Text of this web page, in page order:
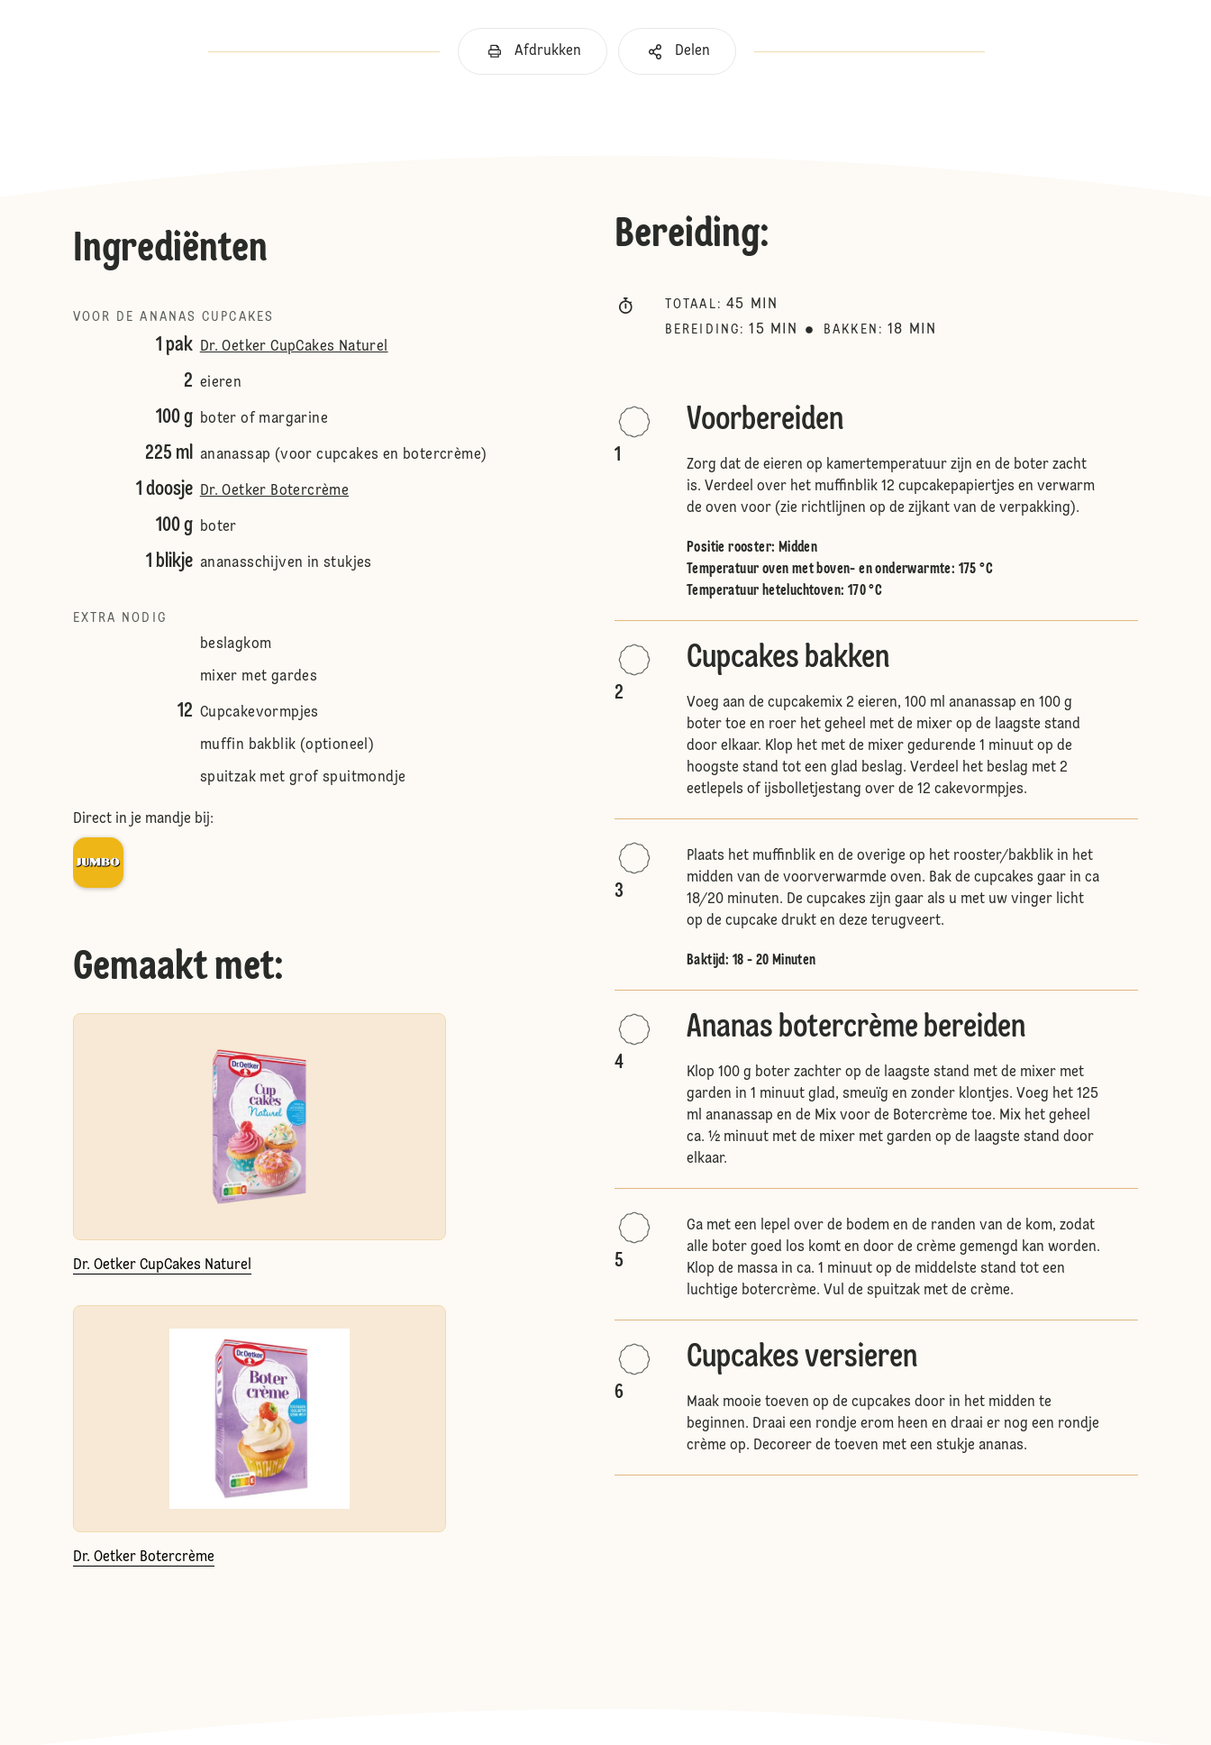
Afdrukken Delen
Ingrediënten
VOOR DE ANANAS CUPCAKES
1 pak Dr. Oetker CupCakes Naturel
2 eieren
100 g boter of margarine
225 ml ananassap (voor cupcakes en botercrème)
1 doosje Dr. Oetker Botercrème
100 g boter
1 blikje ananasschijven in stukjes
EXTRA NODIG
beslagkom
mixer met gardes
12 Cupcakevormpjes
muffin bakblik (optioneel)
spuitzak met grof spuitmondje
Direct in je mandje bij:
Gemaakt met:
Dr. Oetker CupCakes Naturel
Dr. Oetker Botercrème
Bereiding:
TOTAAL : 45 MIN
BEREIDING : 15 MIN BAKKEN : 18 MIN
1
Voorbereiden
Zorg dat de eieren op kamertemperatuur zijn en de boter zacht
is. Verdeel over het muffinblik 12 cupcakepapiertjes en verwarm
de oven voor (zie richtlijnen op de zijkant van de verpakking).
Positie rooster: Midden
Temperatuur oven met boven- en onderwarmte: 175 °C
Temperatuur heteluchtoven: 170 °C
2
Cupcakes bakken
Voeg aan de cupcakemix 2 eieren, 100 ml ananassap en 100 g
boter toe en roer het geheel met de mixer op de laagste stand
door elkaar. Klop het met de mixer gedurende 1 minuut op de
hoogste stand tot een glad beslag. Verdeel het beslag met 2
eetlepels of ijsbolletjestang over de 12 cakevormpjes.
3
Plaats het muffinblik en de overige op het rooster/bakblik in het
midden van de voorverwarmde oven. Bak de cupcakes gaar in ca
18/20 minuten. De cupcakes zijn gaar als u met uw vinger licht
op de cupcake drukt en deze terugveert.
Baktijd: 18 - 20 Minuten
4
Ananas botercrème bereiden
Klop 100 g boter zachter op de laagste stand met de mixer met
garden in 1 minuut glad, smeuïg en zonder klontjes. Voeg het 125
ml ananassap en de Mix voor de Botercrème toe. Mix het geheel
ca. ½ minuut met de mixer met garden op de laagste stand door
elkaar.
5
Ga met een lepel over de bodem en de randen van de kom, zodat
alle boter goed los komt en door de crème gemengd kan worden.
Klop de massa in ca. 1 minuut op de middelste stand tot een
luchtige botercrème. Vul de spuitzak met de crème.
6
Cupcakes versieren
Maak mooie toeven op de cupcakes door in het midden te
beginnen. Draai een rondje erom heen en draai er nog een rondje
crème op. Decoreer de toeven met een stukje ananas.